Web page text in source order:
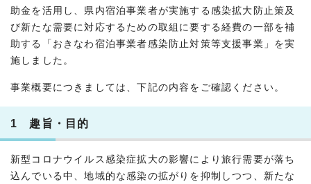
助金を活用し、県内宿泊事業者が実施する感染拡大防止策及
び新たな需要に対応するための取組に要する経費の一部を補
助する「おきなわ宿泊事業者感染防止対策等支援事業」を実
施しました。
事業概要につきましては、下記の内容をご確認ください。
1 趣旨・目的
新型コロナウイルス感染症拡大の影響により旅行需要が落ち
込んでいる中、地域的な感染の拡がりを抑制しつつ、新たな